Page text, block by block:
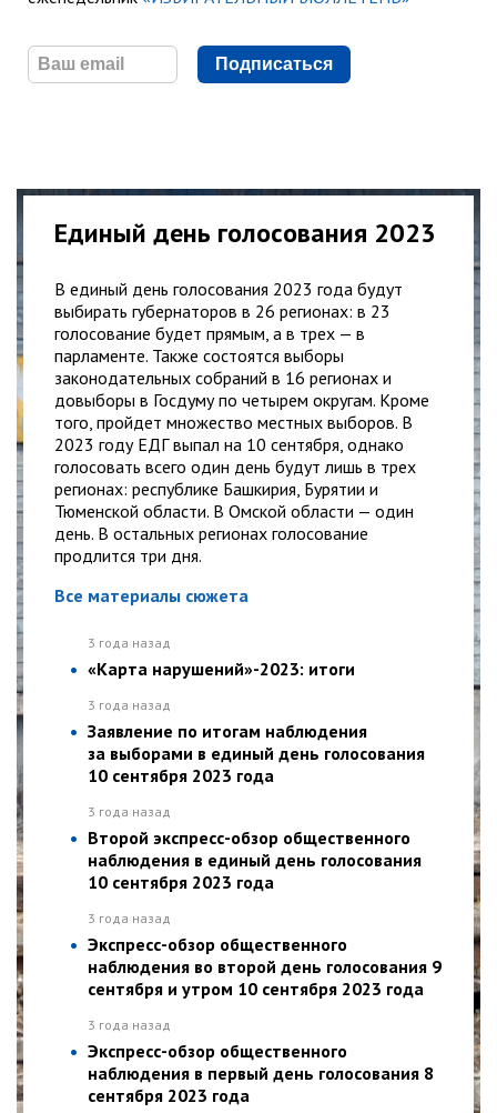
Подписаться
Единый день голосования 2023
В единый день голосования 2023 года будут
выбирать губернаторов в 26 регионах: в 23
голосование будет прямым, а в трех — в
парламенте. Также состоятся выборы
законодательных собраний в 16 регионах и
довыборы в Госдуму по четырем округам. Кроме
того, пройдет множество местных выборов. В
2023 году ЕДГ выпал на 10 сентября, однако
голосовать всего один день будут лишь в трех
регионах: республике Башкирия, Бурятии и
Тюменской области. В Омской области — один
день. В остальных регионах голосование
продлится три дня.
Все материалы сюжета
3 года назад
«Карта нарушений»-2023: итоги
3 года назад
Заявление по итогам наблюдения
за выборами в единый день голосования
10 сентября 2023 года
3 года назад
Второй экспресс-обзор общественного
наблюдения в единый день голосования
10 сентября 2023 года
3 года назад
Экспресс-обзор общественного
наблюдения во второй день голосования 9
сентября и утром 10 сентября 2023 года
3 года назад
Экспресс-обзор общественного
наблюдения в первый день голосования 8
сентября 2023 года